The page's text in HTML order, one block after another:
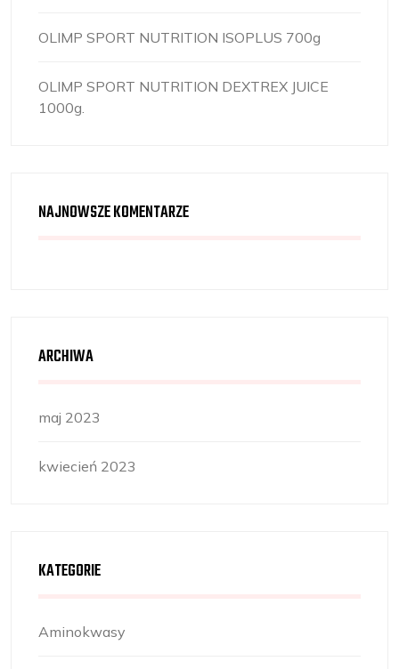
OLIMP SPORT NUTRITION ISOPLUS 700g
OLIMP SPORT NUTRITION DEXTREX JUICE
1000g.
NAJNOWSZE KOMENTARZE
ARCHIWA
maj 2023
kwiecień 2023
KATEGORIE
Aminokwasy